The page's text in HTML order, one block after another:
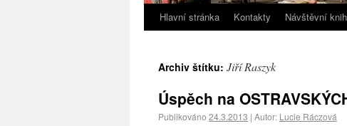
Hlavní stránka Kontakty Návštěvní
Archiv štítku: Jiří Raszyk
Úspěch na
Publikováno 24.3.2013 | Autor: Lucie Ráczová